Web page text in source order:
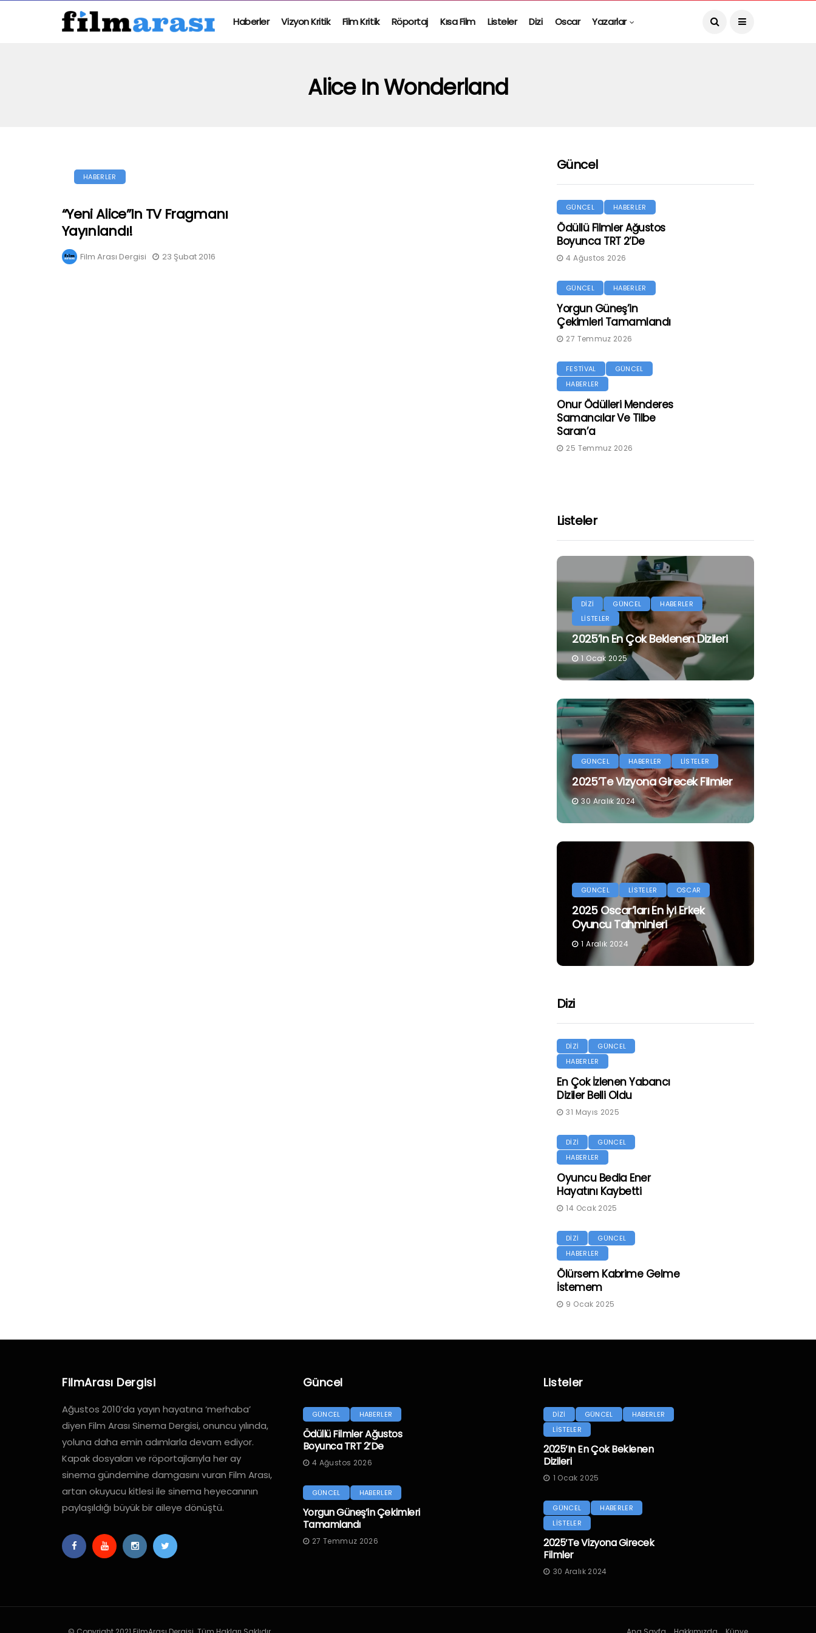
Haberler Vizyon Kritik Film Kritik Röportaj Kısa Film Listeler Dizi Oscar Yazarlar
Alice In Wonderland
HABERLER
“Yeni Alice”in TV Fragmanı
Yayınlandı!
Film Arası Dergisi 23 Şubat 2016
Güncel
GÜNCEL HABERLER
Ödüllü Filmler Ağustos
Boyunca TRT 2’de
4 Ağustos 2026
GÜNCEL HABERLER
Yorgun Güneş’in
Çekimleri Tamamlandı
27 Temmuz 2026
FESTİVAL
GÜNCEL
HABERLER
Onur Ödülleri Menderes
Samancılar Ve Tilbe
Saran’a
25 Temmuz 2026
Listeler
DİZİ GÜNCEL
HABERLER
LİSTELER
2025’in En Çok Beklenen Dizileri
1 Ocak 2025
GÜNCEL HABERLER LİSTELER
2025’te Vizyona Girecek Filmler
30 Aralık 2024
GÜNCEL LİSTELER OSCAR
2025 Oscar’ları En İyi Erkek
Oyuncu Tahminleri
1 Aralık 2024
Dizi
DİZİ
GÜNCEL
HABERLER
En Çok İzlenen Yabancı
Diziler Belli Oldu
31 Mayıs 2025
DİZİ
GÜNCEL
HABERLER
Oyuncu Bedia Ener
Hayatını Kaybetti
14 Ocak 2025
DİZİ
GÜNCEL
HABERLER
Ölürsem Kabrime Gelme
İstemem
9 Ocak 2025
FilmArası Dergisi
Ağustos 2010’da yayın hayatına ‘merhaba’
diyen Film Arası Sinema Dergisi, onuncu yılında,
yoluna daha emin adımlarla devam ediyor.
Kapak dosyaları ve röportajlarıyla her ay
sinema gündemine damgasını vuran Film Arası,
artan okuyucu kitlesi ile sinema heyecanının
paylaşıldığı büyük bir aileye dönüştü.
Güncel
GÜNCEL HABERLER
Ödüllü Filmler Ağustos
Boyunca TRT 2’de
4 Ağustos 2026
GÜNCEL HABERLER
Yorgun Güneş’in Çekimleri
Tamamlandı
27 Temmuz 2026
Listeler
DİZİ GÜNCEL
HABERLER
LİSTELER
2025’in En Çok Beklenen
Dizileri
1 Ocak 2025
GÜNCEL
HABERLER
LİSTELER
2025’te Vizyona Girecek
Filmler
30 Aralık 2024